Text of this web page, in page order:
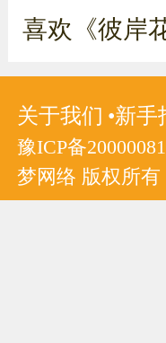
喜欢《彼岸
关于我们 新手
豫ICP备
梦网络 版权所有